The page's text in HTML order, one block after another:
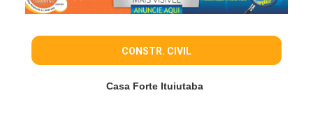
CONSTR. CIVIL
Casa Forte Ituiutaba